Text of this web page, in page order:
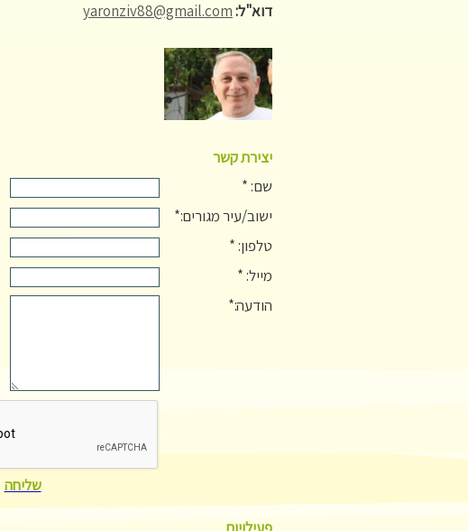
דוא"ל:yaronziv88@gmail.com
יצירת קשר
שם: *
ישוב/עיר מגורים:*
טלפון: *
מייל: *
הודעה:*
שליחה